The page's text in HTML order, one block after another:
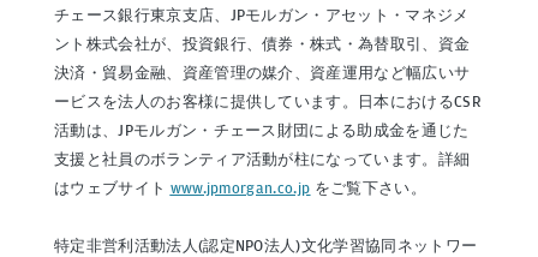
チェース銀行東京支店、JPモルガン・アセット・マネジメ
ント株式会社が、投資銀行、債券・株式・為替取引、資金
決済・貿易金融、資産管理の媒介、資産運用など幅広いサ
ービスを法人のお客様に提供しています。日本におけるCSR
活動は、JPモルガン・チェース財団による助成金を通じた
支援と社員のボランティア活動が柱になっています。詳細
はウェブサイト www.jpmorgan.co.jp をご覧下さい。
特定非営利活動法人(認定NPO法人)文化学習協同ネットワー